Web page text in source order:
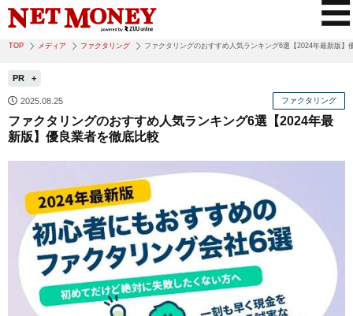
TOP メディア ファクタリング ファクタリングのおすすめ人気ランキング6選【2024年最新版】
PR
2025.08.25 ファクタリング
ファクタリングのおすすめ人気ランキング6選【2024年最
新版】優良業者を徹底比較